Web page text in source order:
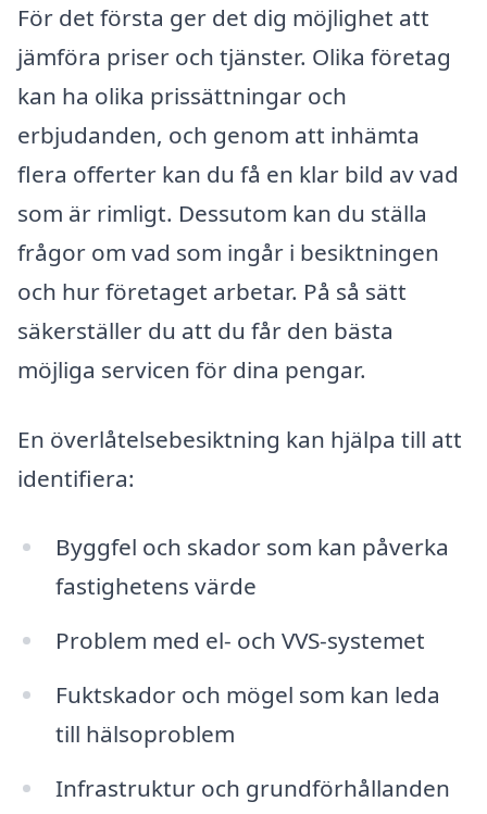
För det första ger det dig möjlighet att
jämföra priser och tjänster. Olika företag
kan ha olika prissättningar och
erbjudanden, och genom att inhämta
flera offerter kan du få en klar bild av vad
som är rimligt. Dessutom kan du ställa
frågor om vad som ingår i besiktningen
och hur företaget arbetar. På så sätt
säkerställer du att du får den bästa
möjliga servicen för dina pengar.
En överlåtelsebesiktning kan hjälpa till att
identifiera:
Byggfel och skador som kan påverka
fastighetens värde
Problem med el- och VVS-systemet
Fuktskador och mögel som kan leda
till hälsoproblem
Infrastruktur och grundförhållanden